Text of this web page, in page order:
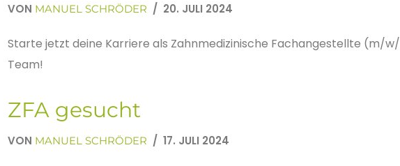
VON MANUEL SCHRÖDER 20. JULI 2024
Starte jetzt deine Karriere als Zahnmedizinische Fachangestellte (m/
Team!
ZFA gesucht
VON MANUEL SCHRÖDER 17. JULI 2024